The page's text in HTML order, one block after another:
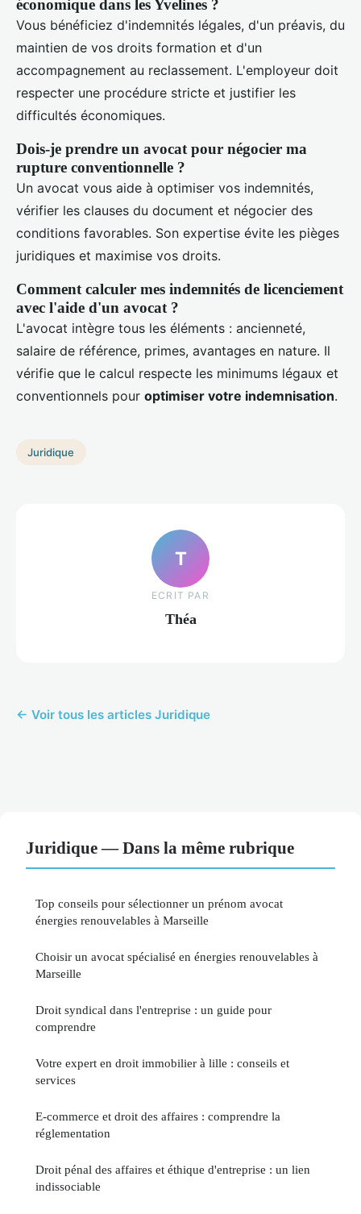
économique dans les Yvelines ?
Vous bénéficiez d'indemnités légales, d'un préavis, du
maintien de vos droits formation et d'un
accompagnement au reclassement. L'employeur doit
respecter une procédure stricte et justifier les
difficultés économiques.
Dois-je prendre un avocat pour négocier ma
rupture conventionnelle ?
Un avocat vous aide à optimiser vos indemnités,
vérifier les clauses du document et négocier des
conditions favorables. Son expertise évite les pièges
juridiques et maximise vos droits.
Comment calculer mes indemnités de licenciement
avec l'aide d'un avocat ?
L'avocat intègre tous les éléments : ancienneté,
salaire de référence, primes, avantages en nature. Il
vérifie que le calcul respecte les minimums légaux et
conventionnels pour optimiser votre indemnisation.
Juridique
T
ECRIT PAR
Théa
← Voir tous les articles Juridique
Juridique — Dans la même rubrique
Top conseils pour sélectionner un prénom avocat
énergies renouvelables à Marseille
Choisir un avocat spécialisé en énergies renouvelables à
Marseille
Droit syndical dans l'entreprise : un guide pour
comprendre
Votre expert en droit immobilier à lille : conseils et
services
E-commerce et droit des affaires : comprendre la
réglementation
Droit pénal des affaires et éthique d'entreprise : un lien
indissociable